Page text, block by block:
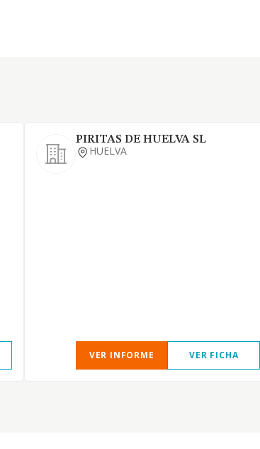
PIRITAS DE HUELVA SL
HUELVA
VER INFORME VER FICHA